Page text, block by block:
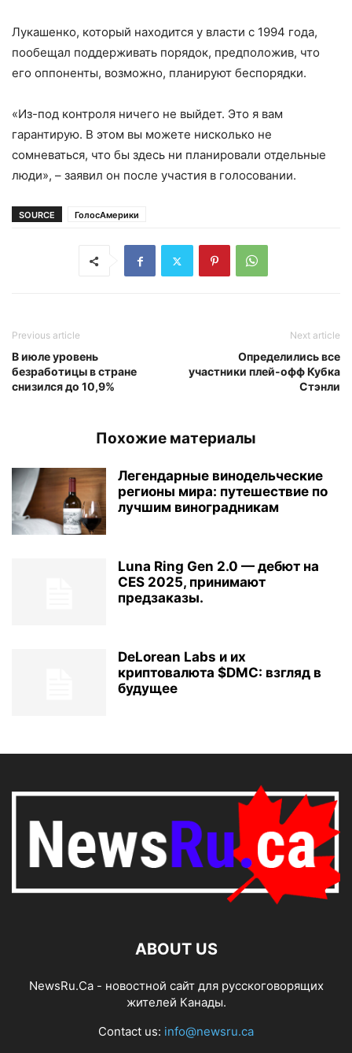
Лукашенко, который находится у власти с 1994 года,
пообещал поддерживать порядок, предположив, что
его оппоненты, возможно, планируют беспорядки.
«Из-под контроля ничего не выйдет. Это я вам
гарантирую. В этом вы можете нисколько не
сомневаться, что бы здесь ни планировали отдельные
люди», – заявил он после участия в голосовании.
SOURCE ГолосАмерики
Previous article
В июле уровень
безработицы в стране
снизился до 10,9%
Next article
Определились все
участники плей-офф Кубка
Стэнли
Похожие материалы
Легендарные винодельческие
регионы мира: путешествие по
лучшим виноградникам
Luna Ring Gen 2.0 — дебют на
CES 2025, принимают
предзаказы.
DeLorean Labs и их
криптовалюта $DMC: взгляд в
будущее
ABOUT US
NewsRu.Ca - новостной сайт для русскоговорящих
жителей Канады.
Contact us: info@newsru.ca